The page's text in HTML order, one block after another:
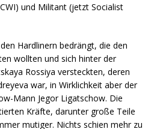
und Militant (jetzt Socialist
Hardlinern bedrängt, die den
wollten und sich hinter der
Rossiya versteckten, deren
war, in Wirklichkeit aber der
Mann Jegor Ligatschow. Die
Kräfte, darunter große Teile
mutiger. Nichts schien mehr zu